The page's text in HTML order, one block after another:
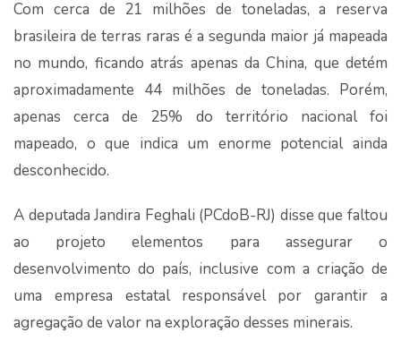
Com cerca de 21 milhões de toneladas, a reserva
brasileira de terras raras é a segunda maior já mapeada
no mundo, ficando atrás apenas da China, que detém
aproximadamente 44 milhões de toneladas. Porém,
apenas cerca de 25% do território nacional foi
mapeado, o que indica um enorme potencial ainda
desconhecido.
A deputada Jandira Feghali (PCdoB-RJ) disse que faltou
ao projeto elementos para assegurar o
desenvolvimento do país, inclusive com a criação de
uma empresa estatal responsável por garantir a
agregação de valor na exploração desses minerais.